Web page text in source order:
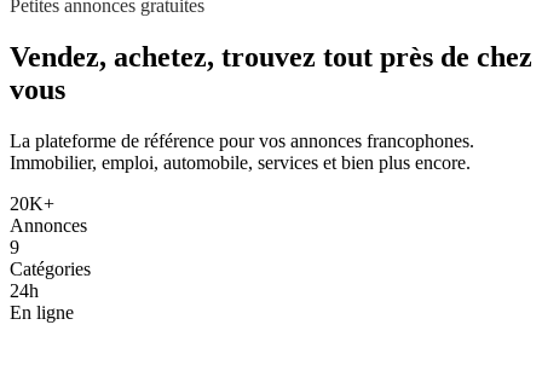
Petites annonces gratuites
Vendez, achetez, trouvez tout près de chez
vous
La plateforme de référence pour vos annonces francophones.
Immobilier, emploi, automobile, services et bien plus encore.
20K+
Annonces
9
Catégories
24h
En ligne